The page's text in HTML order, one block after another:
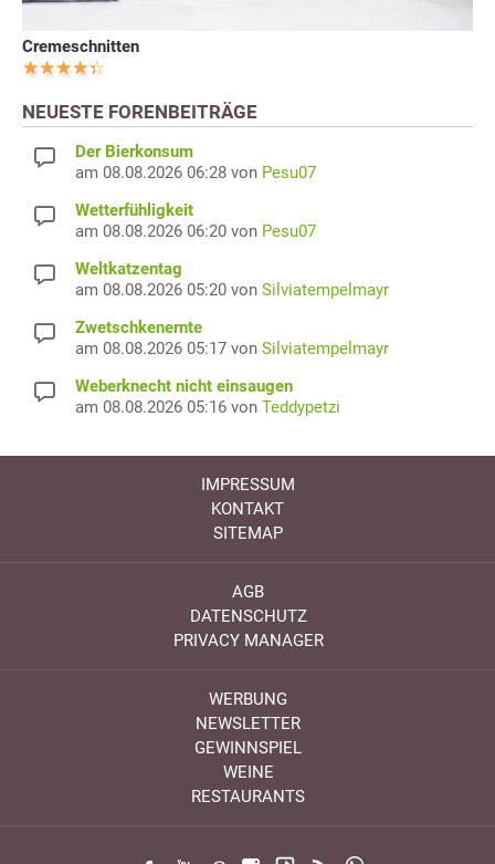
Cremeschnitten
NEUESTE FORENBEITRÄGE
Der Bierkonsum
am 08.08.2026 06:28 von Pesu07
Wetterfühligkeit
am 08.08.2026 06:20 von Pesu07
Weltkatzentag
am 08.08.2026 05:20 von Silviatempelmayr
Zwetschkenernte
am 08.08.2026 05:17 von Silviatempelmayr
Weberknecht nicht einsaugen
am 08.08.2026 05:16 von Teddypetzi
IMPRESSUM
KONTAKT
SITEMAP
AGB
DATENSCHUTZ
PRIVACY MANAGER
WERBUNG
NEWSLETTER
GEWINNSPIEL
WEINE
RESTAURANTS